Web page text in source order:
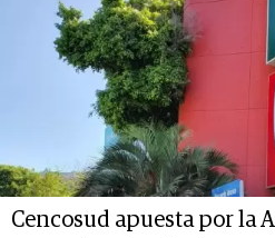
Cencosud apuesta por la